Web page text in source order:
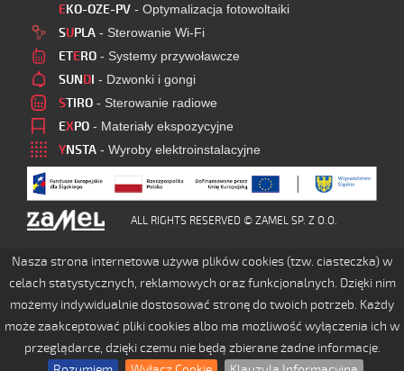
EKO-OZE-PV - Optymalizacja fotowoltaiki
SUPLA - Sterowanie Wi-Fi
ETERO - Systemy przywoławcze
SUNDI - Dzwonki i gongi
STIRO - Sterowanie radiowe
EXPO - Materiały ekspozycyjne
YNSTA - Wyroby elektroinstalacyjne
ALL RIGHTS RESERVED © ZAMEL SP. Z O.O.
Nasza strona internetowa używa plików cookies (tzw. ciasteczka) w
celach statystycznych, reklamowych oraz funkcjonalnych. Dzięki nim
możemy indywidualnie dostosować stronę do twoich potrzeb. Każdy
może zaakceptować pliki cookies albo ma możliwość wyłączenia ich w
przeglądarce, dzięki czemu nie będą zbierane żadne informacje.